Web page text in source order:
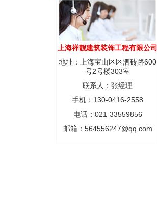
上海祥靓建筑装饰工程有限公司
地址：上海宝山区区泗砖路600
号2号楼303室
联系人：张经理
手机：130-0416-2558
电话：021-33559856
邮箱：564556247@qq.com